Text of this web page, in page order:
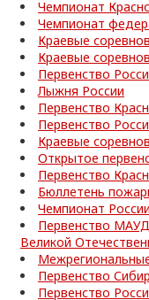
Чемпионат
Чемпионат
Краевые
Краевые
Первенство
Лыжня России
Первенство
Первенство
Краевые
Открытое
Первенство
Бюллетень
Чемпионат
Первенство
Великой
Первенство
Первенство